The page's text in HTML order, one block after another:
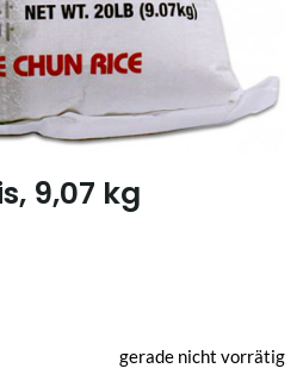
9,07 kg
gerade nicht vorrätig